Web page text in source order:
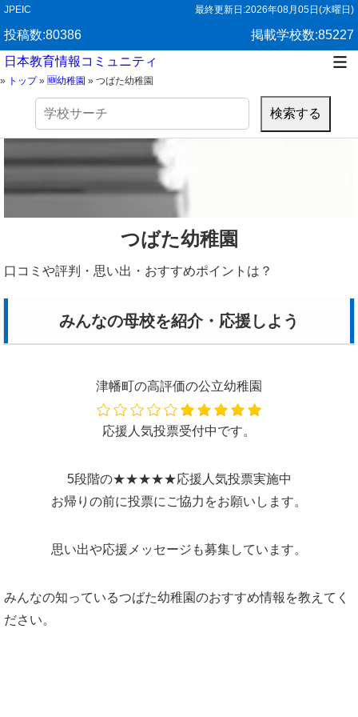
JPEIC 最終更新日:2026年08月05日(水曜日)
投稿数:80386
掲載学校数:85227
日本教育情報コミュニティ
» トップ» 🆕幼稚園 » つばた幼稚園
検
つばた幼稚園
口コミや評判・思い出・おすすめポイントは？
みんなの母校を紹介・応援しよう
津幡町の高評価の公立幼稚園
応援人気投票受付中です。
5段階の★★★★★応援人気投票実施中
お帰りの前に投票にご協力をお願いします。
思い出や応援メッセージも募集しています。
みんなの知っているつばた幼稚園のおすすめ情報を教えてく
ださい。